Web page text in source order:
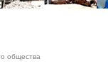
общества